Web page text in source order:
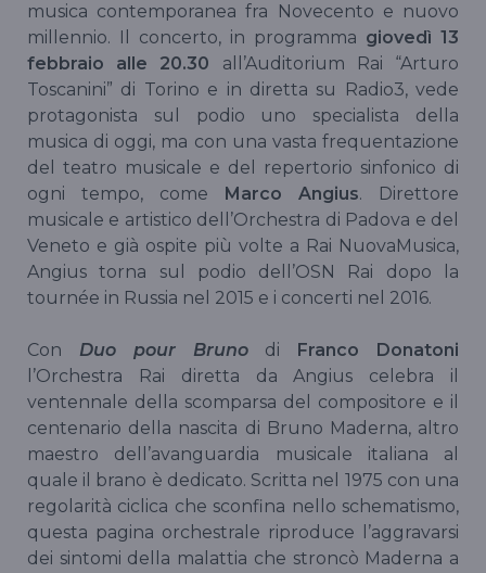
musica contemporanea fra Novecento e nuovo
millennio. Il concerto, in programma giovedì 13
febbraio alle 20.30 all’Auditorium Rai “Arturo
Toscanini” di Torino e in diretta su Radio3, vede
protagonista sul podio uno specialista della
musica di oggi, ma con una vasta frequentazione
del teatro musicale e del repertorio sinfonico di
ogni tempo, come
Marco Angius. Direttore
musicale e artistico dell’Orchestra di Padova e del
Veneto e già ospite più volte a Rai NuovaMusica,
Angius torna sul podio dell’OSN Rai dopo la
tournée in Russia nel 2015 e i concerti nel 2016.
Con Duo pour Brunodi
Franco Donatoni
l’Orchestra Rai diretta da Angius celebra il
ventennale della scomparsa del compositore e il
centenario della nascita di Bruno Maderna, altro
maestro dell’avanguardia musicale italiana al
quale il brano è dedicato. Scritta nel 1975 con una
regolarità ciclica che sconfina nello schematismo,
questa pagina orchestrale riproduce l’aggravarsi
dei sintomi della malattia che stroncò Maderna a